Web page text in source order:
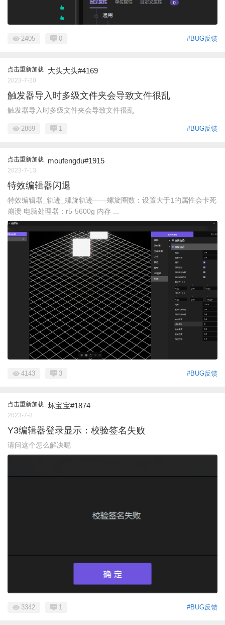
#BUG反馈
2405 0
点击重新加载 大头大头#4169
2023-7-20
触发器导入时多级文件夹会导致文件很乱
触发器导入时多级文件夹会导致文件很乱
#BUG反馈
2889 1
点击重新加载 moufengdu#1915
2023-7-13
特效编辑器闪退
特效编辑器_轨迹_螺旋轨迹——螺旋圈数：设置大于1的属性会卡死
崩溃 电脑处理器：r5-5600g 内存 ...
#BUG反馈
4143 3
点击重新加载 坏宝宝#1874
2023-7-8
Y3编辑器登录显示：校验签名失败
请问这个怎么解决呢
#BUG反馈
3342 1